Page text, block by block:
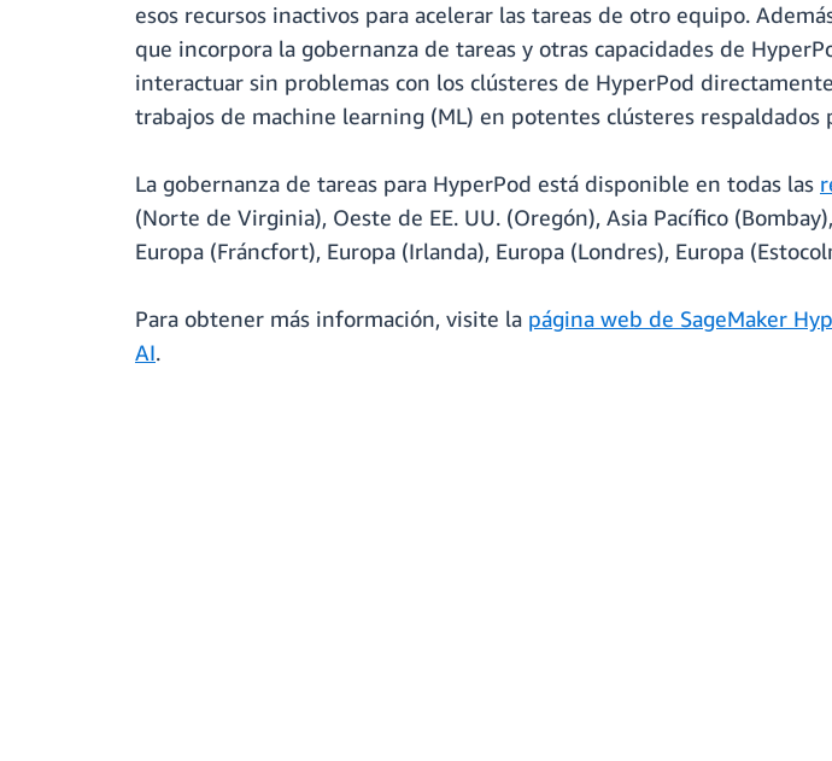
esos recursos inactivos para acelerar las tareas de otro equipo.
que incorpora la gobernanza de tareas y otras capacidades de
interactuar sin problemas con los clústeres de HyperPod
trabajos de machine learning (ML) en potentes clústeres respaldados
La gobernanza de tareas para HyperPod está disponible en todas las
(Norte de Virginia), Oeste de EE. UU. (Oregón), Asia Pacífico
Europa (Fráncfort), Europa (Irlanda), Europa (Londres), Europa
Para obtener más información, visite la página web de SageMaker
AI.